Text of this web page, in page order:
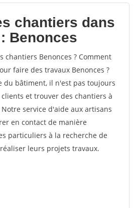
votes
chantiers dans
Benonces
chantiers Benonces ? Comment
faire des travaux Benonces ?
du bâtiment, il n'est pas toujours
et trouver des chantiers à
service d'aide aux artisans
en contact de manière
particuliers à la recherche de
leurs projets travaux.